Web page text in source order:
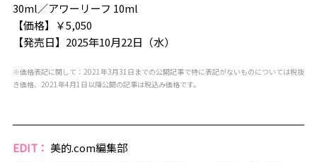
30ml／アワーリーフ 10ml
【価格】￥5,050
【発売日】2025年10月22日（水）
※価格表記に関して：2021年3月31日までの公開記事で特に表記がないものについては税抜
き価格、2021年4月1日以降公開の記事は税込み価格です。
EDIT： 美的.com編集部